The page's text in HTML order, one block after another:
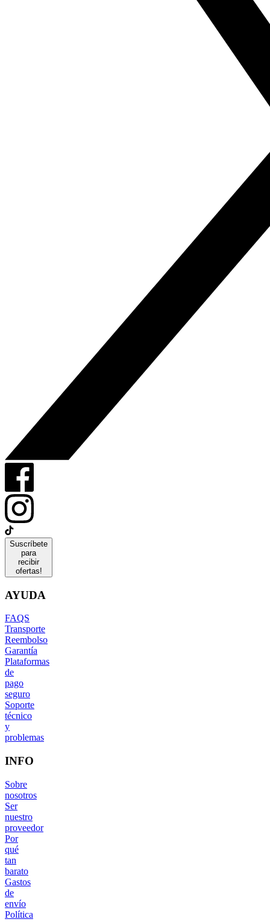
Suscríbete
para
recibir
ofertas!
AYUDA
FAQS
Transporte
Reembolso
Garantía
Plataformas
de
pago
seguro
Soporte
técnico
y
problemas
INFO
Sobre
nosotros
Ser
nuestro
proveedor
Por
qué
tan
barato
Gastos
de
envío
Política